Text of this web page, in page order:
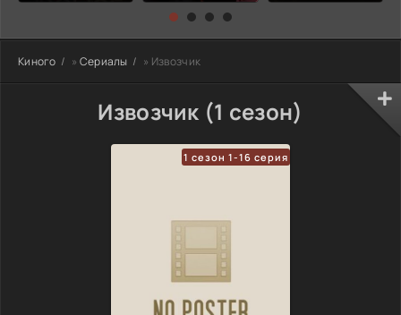
Киного » Сериалы » Извозчик
Извозчик (1 сезон)
1 сезон 1-16 серия